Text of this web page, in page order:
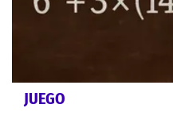
JUEGO